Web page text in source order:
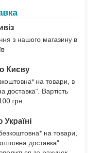
з нашого магазину в
Києву
на товари, в
доставка". Вартість
грн.
на товари,
доставка"